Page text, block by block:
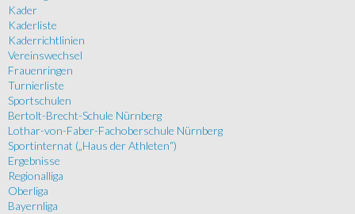
Kader
Kaderliste
Kaderrichtlinien
Vereinswechsel
Frauenringen
Turnierliste
Sportschulen
Bertolt-Brecht-Schule Nürnberg
Lothar-von-Faber-Fachoberschule Nürnberg
Sportinternat („Haus der Athleten“)
Ergebnisse
Regionalliga
Oberliga
Bayernliga